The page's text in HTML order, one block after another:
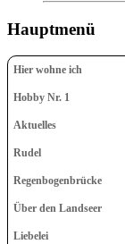
Hauptmenü
Hier wohne ich
Hobby Nr. 1
Aktuelles
Rudel
Regenbogenbrücke
Über den Landseer
Liebelei